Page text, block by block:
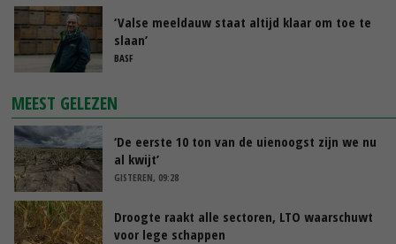
‘Valse meeldauw staat altijd klaar om toe te
slaan’
BASF
MEEST GELEZEN
‘De eerste 10 ton van de uienoogst zijn we nu
al kwijt’
GISTEREN, 09:28
Droogte raakt alle sectoren, LTO waarschuwt
voor lege schappen